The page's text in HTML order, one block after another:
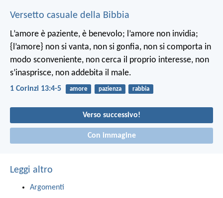
Versetto casuale della Bibbia
L’amore è paziente, è benevolo; l’amore non invidia;
{l’amore} non si vanta, non si gonfia, non si comporta in
modo sconveniente, non cerca il proprio interesse, non
s’inasprisce, non addebita il male.
1 Corinzi 13:4-5 amore pazienza rabbia
Verso successivo!
Con immagine
Leggi altro
Argomenti